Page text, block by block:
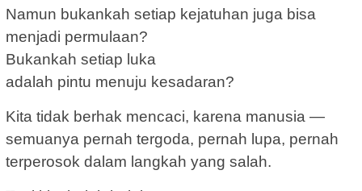
Namun bukankah setiap kejatuhan juga bisa
menjadi permulaan?
Bukankah setiap luka
adalah pintu menuju kesadaran?
Kita tidak berhak mencaci, karena manusia —
semuanya pernah tergoda, pernah lupa, pernah
terperosok dalam langkah yang salah.